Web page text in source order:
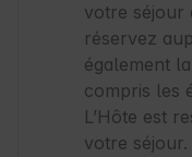
votre séjour
réservez
également
compris les
L’Hôte est
votre séjour.